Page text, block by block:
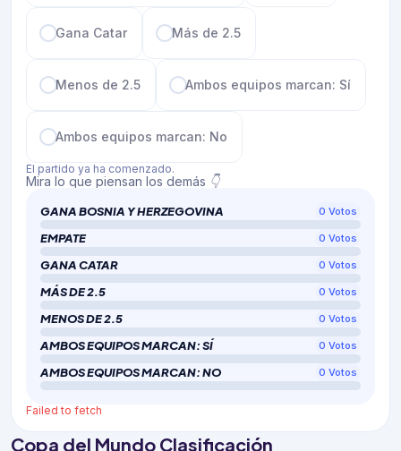
Gana Catar Más de 2.5
Menos de 2.5 Ambos equipos marcan: Sí
Ambos equipos marcan: No
El partido ya ha comenzado.
Mira lo que piensan los demás 👇
GANA BOSNIA Y HERZEGOVINA 0 Votos
EMPATE 0 Votos
GANA CATAR 0 Votos
MÁS DE 2.5 0 Votos
MENOS DE 2.5 0 Votos
AMBOS EQUIPOS MARCAN: SÍ 0 Votos
AMBOS EQUIPOS MARCAN: NO 0 Votos
Failed to fetch
Copa del Mundo Clasificación